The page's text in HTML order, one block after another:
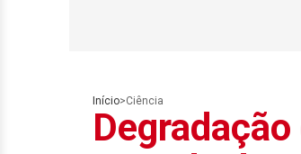
Início>Ciência